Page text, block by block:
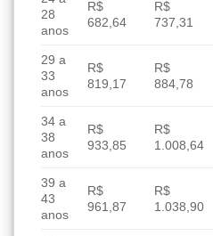
28
anos
R$
682,64
R$
737,31
29 a
33
anos
R$
819,17
R$
884,78
34 a
38
anos
R$
933,85
R$
1.008,64
39 a
43
anos
R$
961,87
R$
1.038,90